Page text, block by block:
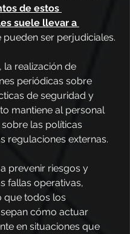
de estos
suele llevar a
pueden ser perjudiciales.
la realización de
periódicas sobre
de seguridad y
mantiene al personal
las políticas
regulaciones externas.
prevenir riesgos y
fallas operativas,
que todos los
cómo actuar
en situaciones que